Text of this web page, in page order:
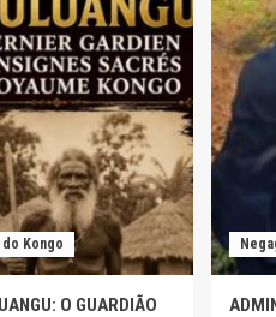
Kongo
O GUARDIÃO